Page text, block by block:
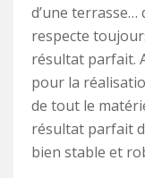
d’une terrasse…
respecte
résultat parfait.
pour la
de tout le
résultat parfait
bien stable et